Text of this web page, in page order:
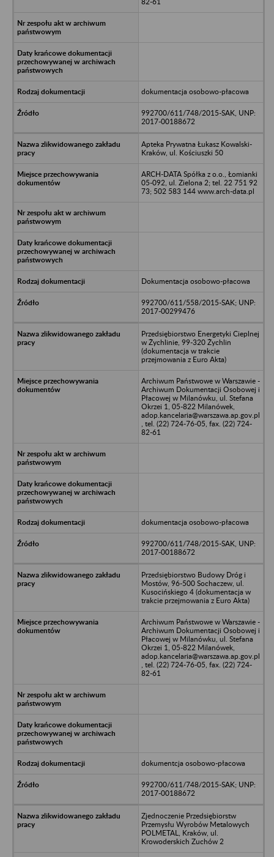
dokumentacja osobowo-płacowa
992700/611/748/2015-SAK, UNP:
2017-00188672
Apteka Prywatna Łukasz Kowalski-
Kraków, ul. Kościuszki 50
ARCH-DATA Spółka z o.o., Łomianki
05-092, ul. Zielona 2; tel. 22 751 92
73; 502 583 144 www.arch-data.pl
Dokumentacja osobowo-płacowa
992700/611/558/2015-SAK; UNP:
2017-00299476
Przedsiębiorstwo Energetyki Cieplnej
w Żychlinie, 99-320 Żychlin
(dokumentacja w trakcie
przejmowania z Euro Akta)
Archiwum Państwowe w Warszawie -
Archiwum Dokumentacji Osobowej i
Płacowej w Milanówku, ul. Stefana
Okrzei 1, 05-822 Milanówek,
adop.kancelaria@warszawa.ap.gov.pl
, tel. (22) 724-76-05, fax. (22) 724-
82-61
dokumentacja osobowo-płacowa
992700/611/748/2015-SAK, UNP:
2017-00188672
Przedsiębiorstwo Budowy Dróg i
Mostów, 96-500 Sochaczew, ul.
Kusocińskiego 4 (dokumentacja w
trakcie przejmowania z Euro Akta)
Archiwum Państwowe w Warszawie -
Archiwum Dokumentacji Osobowej i
Płacowej w Milanówku, ul. Stefana
Okrzei 1, 05-822 Milanówek,
adop.kancelaria@warszawa.ap.gov.pl
, tel. (22) 724-76-05, fax. (22) 724-
82-61
dokumentcja osobowo-płacowa
992700/611/748/2015-SAK; UNP:
2017-00188672
Zjednoczenie Przedsiębiorstw
Przemysłu Wyrobów Metalowych
POLMETAL, Kraków, ul.
Krowoderskich Zuchów 2